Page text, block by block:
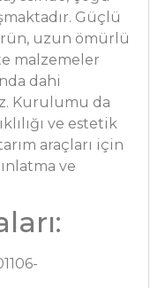
Güçlü
uzun ömürlü
malzemeler
dahi
Kurulumu da
ve estetik
araçları için
ve